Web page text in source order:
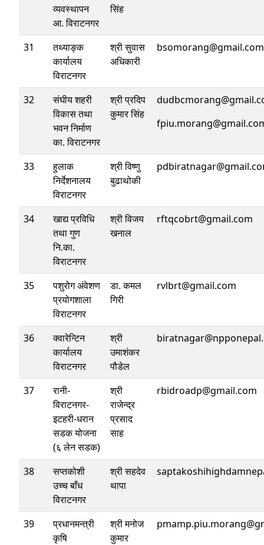
व्यवस्थापन
आ. विराटनगर
सिंह
31
तथ्याङ्क
कार्यालय
विराटनगर
श्री सुवास
अधिकारी
bsomorang@gmail.com
32
संघीय शहरी
विकास तथा
भवन निर्माण
का. विराटनगर
श्री प्रदिप
कुमार सिंह
33
हुलाक
निर्देशनालय
विराटनगर
श्री विष्णु
बुढाथोकी
34
खाद्य प्रविधि
तथा गुण
नि.का.
विराटनगर
श्री विजय
खनाल
rftqcobrt@gmail.com
35
पशुरोग अंवेशण
प्रयोगशाला
विराटनगर
डा. कमल
गिरी
rvlbrt@gmail.com
36
क्वारेन्टिन
कार्यालय
विराटनगर
श्री
उमाशंकर
पौडेल
37
रानी-
विराटनगर-
इटहरी-धरान
सडक योजना
(६ लेन सडक)
श्री
राजेन्द्र
प्रसाद
साह
rbidroadp@gmail.com
38
सप्तकोशी
उच्च बाँध
विराटनगर
श्री सहदेव
थापा
39
प्रधानमन्त्री
कृषि
श्री मनोज
कुमार